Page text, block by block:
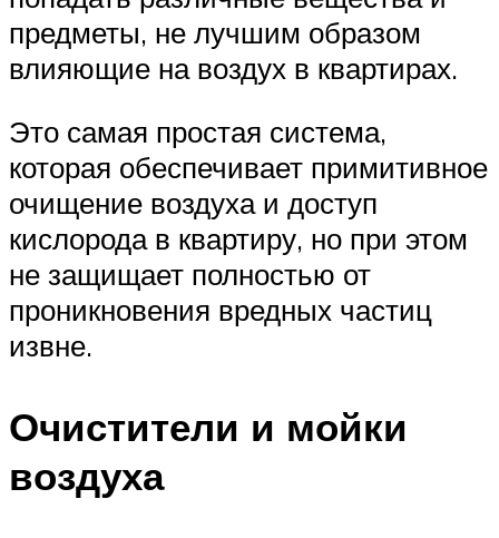
предметы, не лучшим образом
влияющие на воздух в квартирах.
Это самая простая система,
которая обеспечивает примитивное
очищение воздуха и доступ
кислорода в квартиру, но при этом
не защищает полностью от
проникновения вредных частиц
извне.
Очистители и мойки
воздуха